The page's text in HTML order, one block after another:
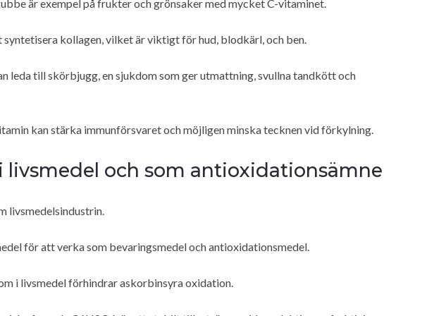
är exempel på frukter och grönsaker med mycket C-vitaminet.
kollagen, vilket är viktigt för hud, blodkärl, och ben.
leda till skörbjugg, en sjukdom som ger utmattning, svullna tandkött och
kan stärka immunförsvaret och möjligen minska tecknen vid förkylning.
livsmedel och som antioxidationsämne
livsmedelsindustrin.
för att verka som bevaringsmedel och antioxidationsmedel.
i livsmedel förhindrar askorbinsyra oxidation.